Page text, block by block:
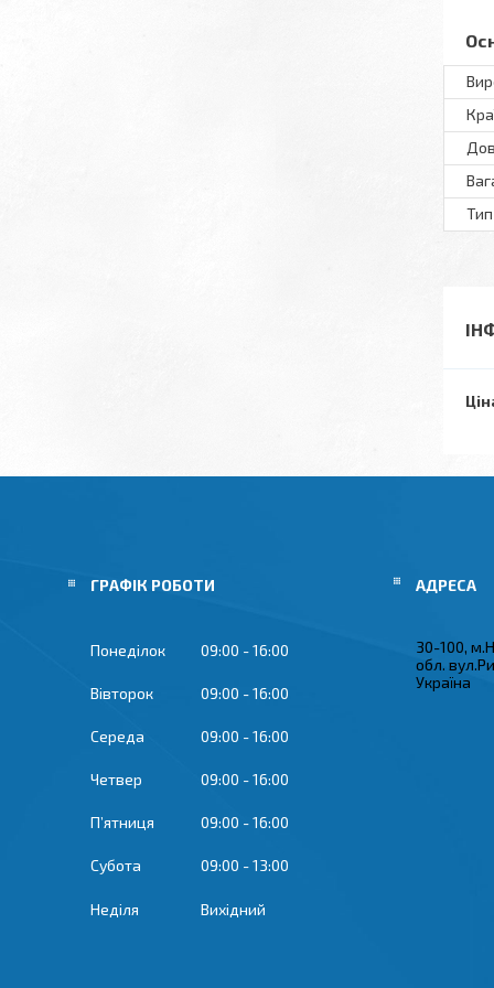
ГРАФІК РОБОТИ
Понеділок 09:00 16:00
Вівторок 09:00 16:00
Середа 09:00 16:00
Четвер 09:00 16:00
Пʼятниця 09:00 16:00
Субота 09:00 13:00
Неділя Вихідний
30-100,
обл.
Україна